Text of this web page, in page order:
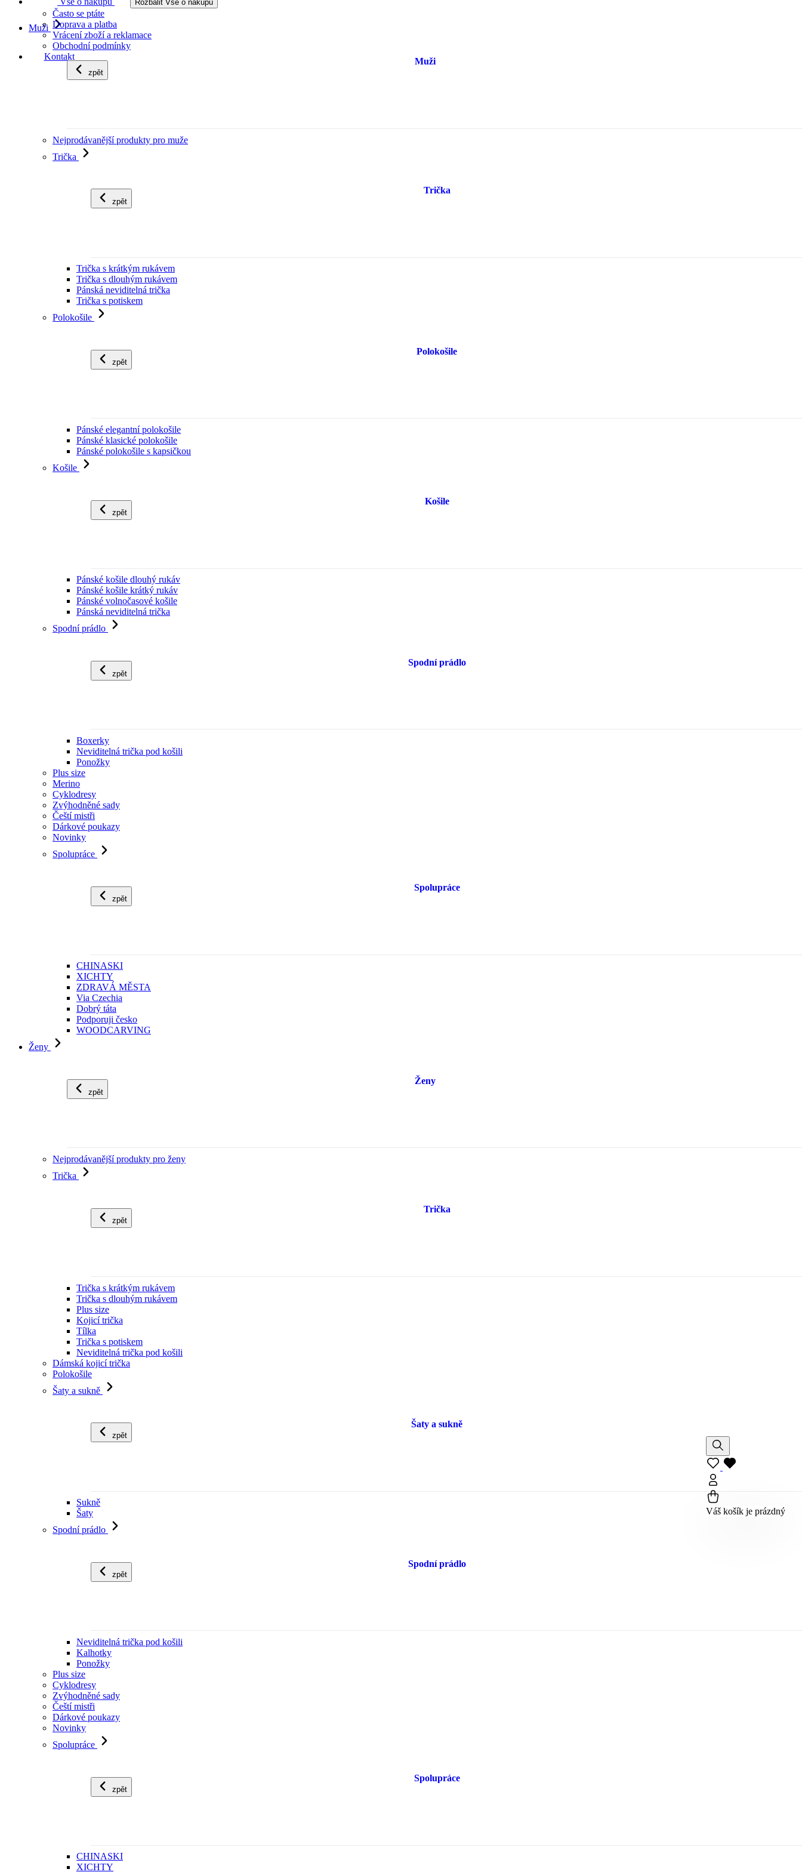
Rozbalit Vše o nákupu
Často se ptáte
Doprava a platba
Vrácení zboží a reklamace
Obchodní podmínky
Kontakt
Muži
zpět
Muži
Nejprodávanější produkty pro muže
Trička
zpět
Trička
Trička s krátkým rukávem
Trička s dlouhým rukávem
Pánská neviditelná trička
Trička s potiskem
Polokošile
zpět
Polokošile
Pánské elegantní polokošile
Pánské klasické polokošile
Pánské polokošile s kapsičkou
Košile
zpět
Košile
Pánské košile dlouhý rukáv
Pánské košile krátký rukáv
Pánské volnočasové košile
Pánská neviditelná trička
Spodní prádlo
zpět
Spodní prádlo
Boxerky
Neviditelná trička pod košili
Ponožky
Plus size
Merino
Cyklodresy
Zvýhodněné sady
Čeští mistři
Dárkové poukazy
Novinky
Spolupráce
zpět
Spolupráce
CHINASKI
XICHTY
ZDRAVÁ MĚSTA
Via Czechia
Dobrý táta
Podporuji česko
WOODCARVING
Ženy
zpět
Ženy
Nejprodávanější produkty pro ženy
Trička
zpět
Trička
Trička s krátkým rukávem
Trička s dlouhým rukávem
Plus size
Kojicí trička
Tílka
Trička s potiskem
Neviditelná trička pod košili
Dámská kojicí trička
Polokošile
Šaty a sukně
zpět
Šaty a sukně
Sukně
Šaty
Spodní prádlo
zpět
Spodní prádlo
Neviditelná trička pod košili
Kalhotky
Ponožky
Plus size
Cyklodresy
Zvýhodněné sady
Čeští mistři
Dárkové poukazy
Novinky
Spolupráce
zpět
Spolupráce
CHINASKI
XICHTY
Váš košík je prázdný